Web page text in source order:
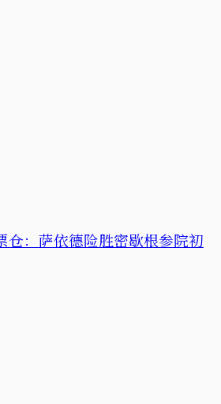
仓：萨依德险胜密歇根参院初